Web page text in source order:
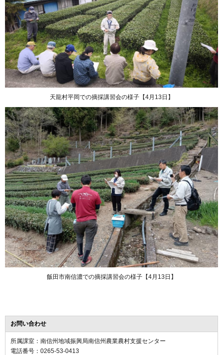
天龍村平岡での摘採講習会の様子【4月13日】
飯田市南信濃での摘採講習会の様子【4月13日】
お問い合わせ
所属課室：南信州地域振興局南信州農業農村支援センター
電話番号：0265-53-0413